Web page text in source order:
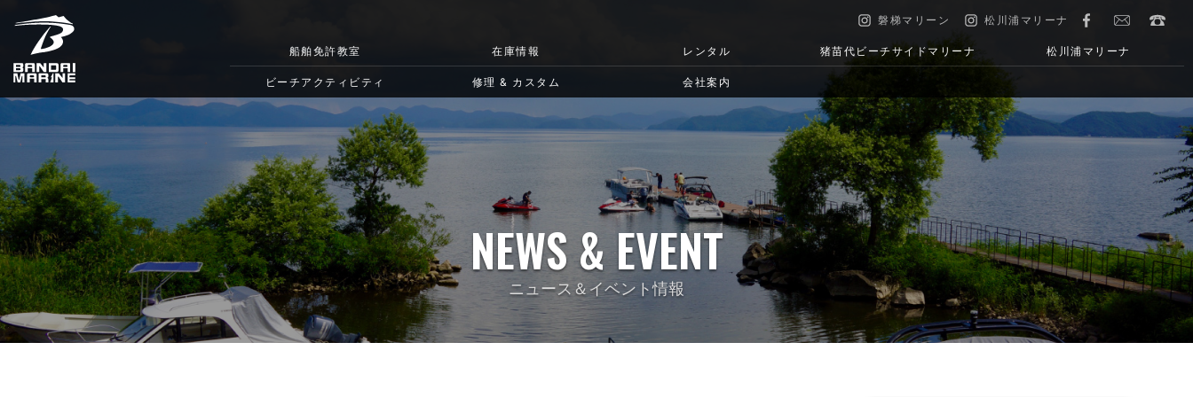
磐梯マリーン 松川浦マリーナ
船舶免許教室 在庫情報 レンタル 猪苗代ビーチサイドマリーナ 松川浦マリーナ
ビーチアクティビティ 修理 & カスタム 会社案内
NEWS & EVENT
ニュース＆イベント情報